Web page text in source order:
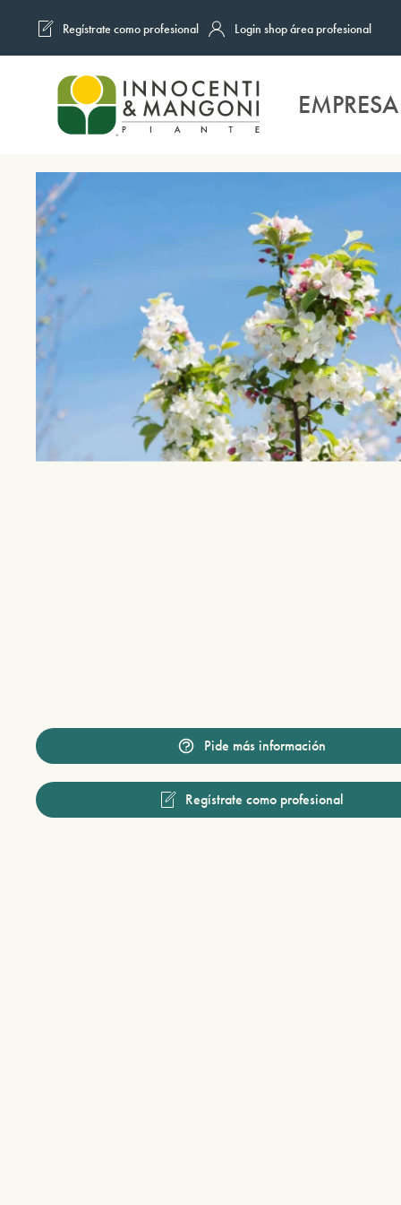
Skip to main content
Regístrate como profesional Login shop área profesional
EMPRESA
Pide más información
Regístrate como profesional